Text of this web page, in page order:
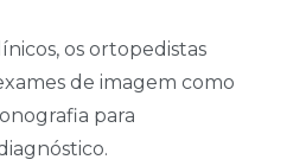
os ortopedistas
de imagem como
para